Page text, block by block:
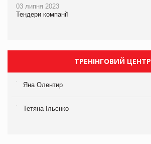
03 липня 2023
Тендери компанії
ТРЕНІНГОВИЙ ЦЕНТР
Яна Олентир
Тетяна Ільєнко